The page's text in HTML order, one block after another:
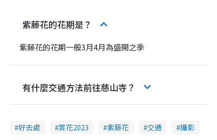
紫藤花的花期是？
紫藤花的花期一般3月4月為盛開之季
有什麼交通方法前往慈山寺？
好去處 賞花2023 紫藤花 交通
攝影